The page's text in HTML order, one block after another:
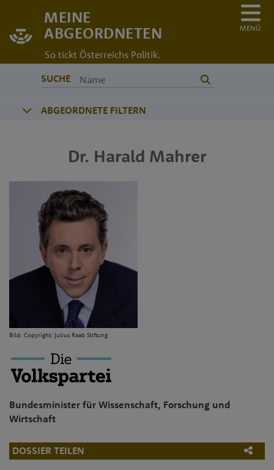
MEINE
ABGEORDNETEN
So tickt Österreichs Politik.
MENÜ
SUCHE
ABGEORDNETE FILTERN
Dr. Harald Mahrer
Bild: Copyright: Julius Raab Stiftung
Bundesminister für Wissenschaft, Forschung und
Wirtschaft
DOSSIER TEILEN